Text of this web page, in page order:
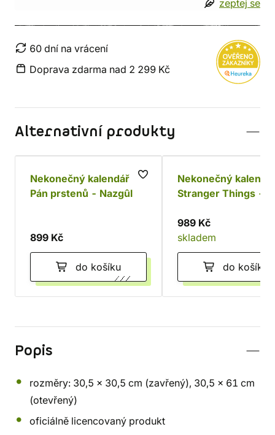
zeptej se
60 dní na vrácení
Doprava zdarma nad 2 299 Kč
Alternativní produkty
Nekonečný kalendář
Pán prstenů - Nazgûl
899 Kč
do košíku
Nekonečný
Stranger Things -
989 Kč
skladem
do košíku
Popis
rozměry: 30,5 x 30,5 cm (zavřený), 30,5 x 61 cm
(otevřený)
oficiálně licencovaný produkt